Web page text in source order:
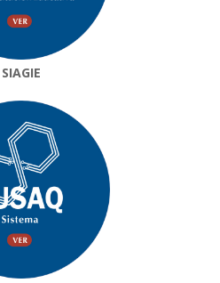
SIAGIE